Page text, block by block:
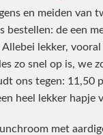
en meiden van
bestellen: de een
lekker,
zo snel op is, we
ons tegen: 11,50
heel lekker hapje
met